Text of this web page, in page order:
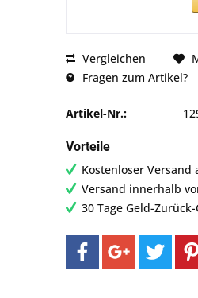
Vergleichen
Fragen zum Artikel?
Artikel-Nr.:
Vorteile
Kostenloser Versand
Versand innerhalb
30 Tage Geld-